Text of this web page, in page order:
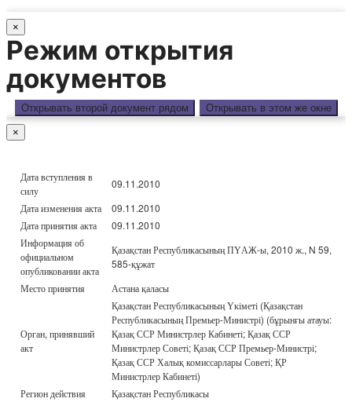
×
Режим открытия
документов
Открывать второй документ рядом Открывать в этом же окне
×
Дата вступления в
силу
09.11.2010
Дата изменения акта
09.11.2010
Дата принятия акта
09.11.2010
Информация об
официальном
опубликовании акта
Қазақстан Республикасының ПҮАЖ-ы, 2010 ж., N 59,
585-құжат
Место принятия
Астана қаласы
Орган, принявший
акт
Қазақстан Республикасының Үкіметі (Қазақстан
Республикасының Премьер-Министрі) (бұрынғы атауы:
Қазақ ССР Министрлер Кабинеті; Қазақ ССР
Министрлер Советі; Қазақ ССР Премьер-Министрі;
Қазақ ССР Халық комиссарлары Советі; ҚР
Министрлер Кабинеті)
Регион действия
Қазақстан Республикасы